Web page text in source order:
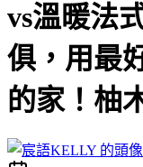
vs溫暖法
俱，用最
的家！柚